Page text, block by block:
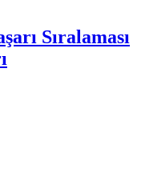
Sıralaması